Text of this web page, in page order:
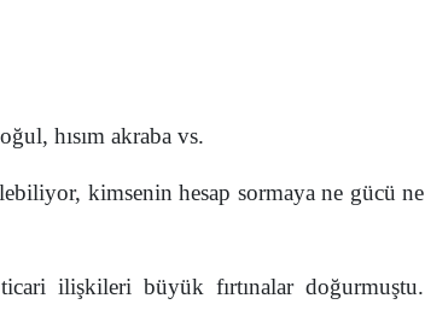
hısım akraba vs.
kimsenin hesap sormaya ne gücü ne
ilişkileri büyük fırtınalar doğurmuştu.